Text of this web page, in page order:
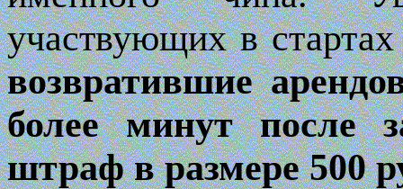
участвующих в
возвратившие
более минут после
штраф в размере 500